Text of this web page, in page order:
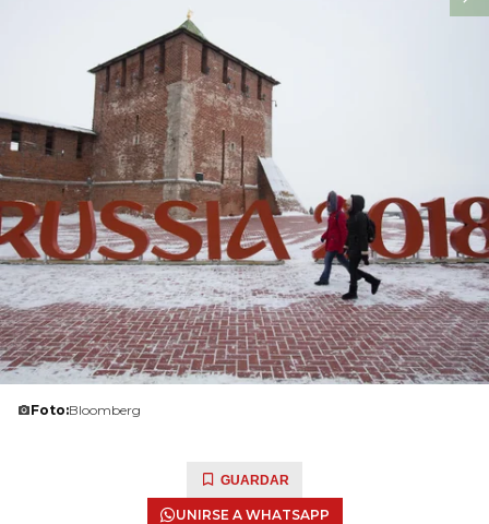
Foto:Bloomberg
GUARDAR
UNIRSE A WHATSAPP